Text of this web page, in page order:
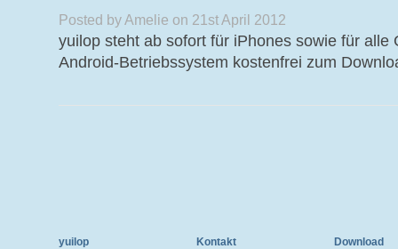
Posted by Amelie on 21st April 2012
yuilop steht ab sofort für iPhones sowie für alle
Android-Betriebssystem kostenfrei zum
yuilop
Kontakt
Download